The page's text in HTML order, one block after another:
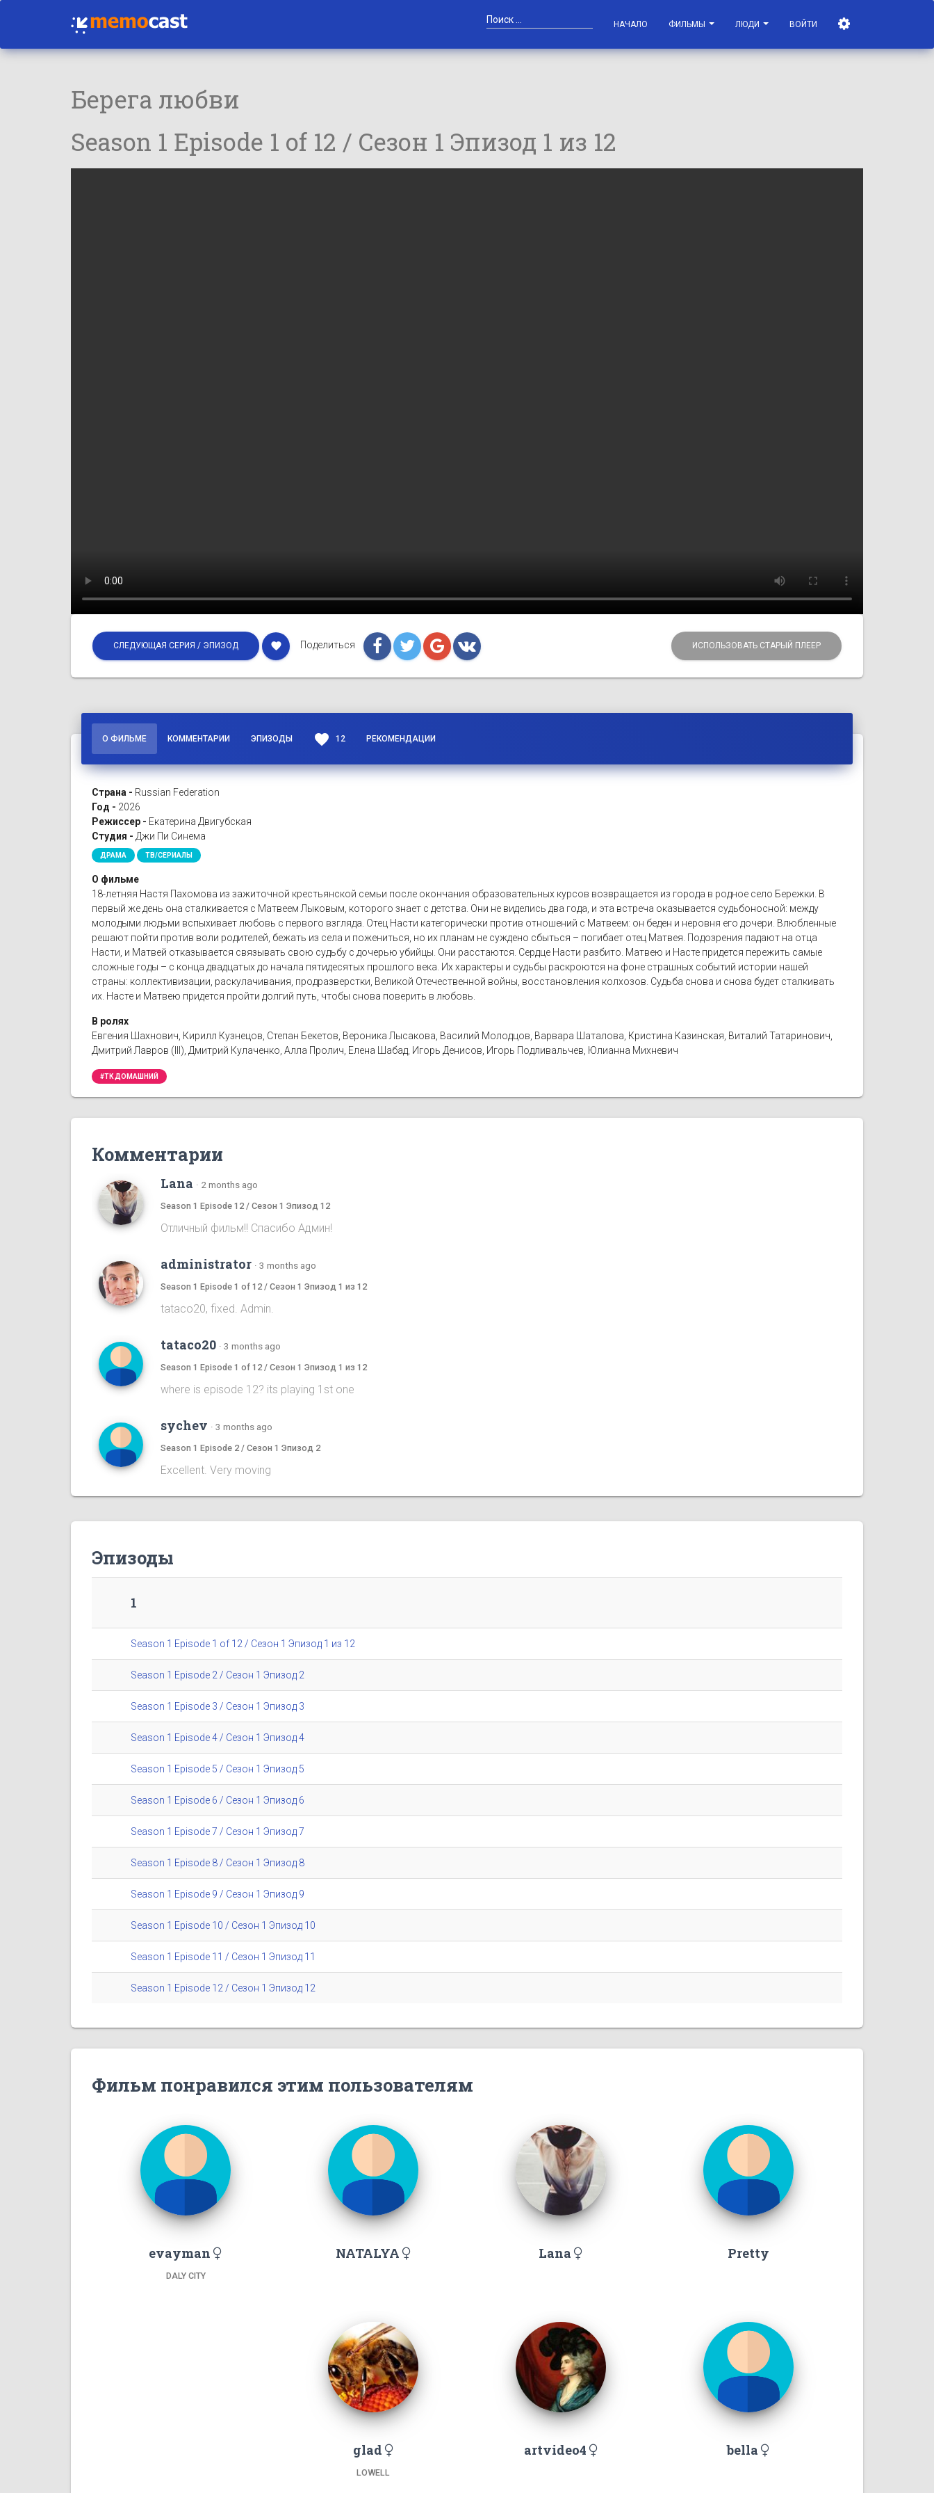
НАЧАЛО ФИЛЬМЫ ЛЮДИ ВОЙТИ
Берега любви
Season 1 Episode 1 of 12 / Сезон 1 Эпизод 1 из 12
СЛЕДУЮЩАЯ СЕРИЯ / ЭПИЗОД favorite Поделиться ИСПОЛЬЗОВАТЬ СТАРЫЙ ПЛЕЕР
О ФИЛЬМЕ КОММЕНТАРИИ ЭПИЗОДЫ favorite 12 РЕКОМЕНДАЦИИ
Страна - Russian Federation
Год - 2026
Режиссер - Екатерина Двигубская
Студия - Джи Пи Синема
ДРАМА ТВ/СЕРИАЛЫ
О фильме
18-летняя Настя Пахомова из зажиточной крестьянской семьи после окончания образовательных курсов возвращается из города в родное село Бережки. В
первый же день она сталкивается с Матвеем Лыковым, которого знает с детства. Они не виделись два года, и эта встреча оказывается судьбоносной: между
молодыми людьми вспыхивает любовь с первого взгляда. Отец Насти категорически против отношений с Матвеем: он беден и неровня его дочери. Влюбленные
решают пойти против воли родителей, бежать из села и пожениться, но их планам не суждено сбыться – погибает отец Матвея. Подозрения падают на отца
Насти, и Матвей отказывается связывать свою судьбу с дочерью убийцы. Они расстаются. Сердце Насти разбито. Матвею и Насте придется пережить самые
сложные годы – с конца двадцатых до начала пятидесятых прошлого века. Их характеры и судьбы раскроются на фоне страшных событий истории нашей
страны: коллективизации, раскулачивания, продразверстки, Великой Отечественной войны, восстановления колхозов. Судьба снова и снова будет сталкивать
их. Насте и Матвею придется пройти долгий путь, чтобы снова поверить в любовь.
В ролях
Евгения Шахнович, Кирилл Кузнецов, Степан Бекетов, Вероника Лысакова, Василий Молодцов, Варвара Шаталова, Кристина Казинская, Виталий Татаринович,
Дмитрий Лавров (III), Дмитрий Кулаченко, Алла Пролич, Елена Шабад, Игорь Денисов, Игорь Подливальчев, Юлианна Михневич
#ТК ДОМАШНИЙ
Комментарии
Lana · 2 months ago
Season 1 Episode 12 / Сезон 1 Эпизод 12
Отличный фильм!! Спасибо Админ!
administrator · 3 months ago
Season 1 Episode 1 of 12 / Сезон 1 Эпизод 1 из 12
tataco20, fixed. Admin.
tataco20 · 3 months ago
Season 1 Episode 1 of 12 / Сезон 1 Эпизод 1 из 12
where is episode 12? its playing 1st one
sychev · 3 months ago
Season 1 Episode 2 / Сезон 1 Эпизод 2
Excellent. Very moving
Эпизоды
1
Season 1 Episode 1 of 12 / Сезон 1 Эпизод 1 из 12
Season 1 Episode 2 / Сезон 1 Эпизод 2
Season 1 Episode 3 / Сезон 1 Эпизод 3
Season 1 Episode 4 / Сезон 1 Эпизод 4
Season 1 Episode 5 / Сезон 1 Эпизод 5
Season 1 Episode 6 / Сезон 1 Эпизод 6
Season 1 Episode 7 / Сезон 1 Эпизод 7
Season 1 Episode 8 / Сезон 1 Эпизод 8
Season 1 Episode 9 / Сезон 1 Эпизод 9
Season 1 Episode 10 / Сезон 1 Эпизод 10
Season 1 Episode 11 / Сезон 1 Эпизод 11
Season 1 Episode 12 / Сезон 1 Эпизод 12
Фильм понравился этим пользователям
evayman
DALY CITY
NATALYA Lana Pretty
glad
LOWELL
artvideo4 bella